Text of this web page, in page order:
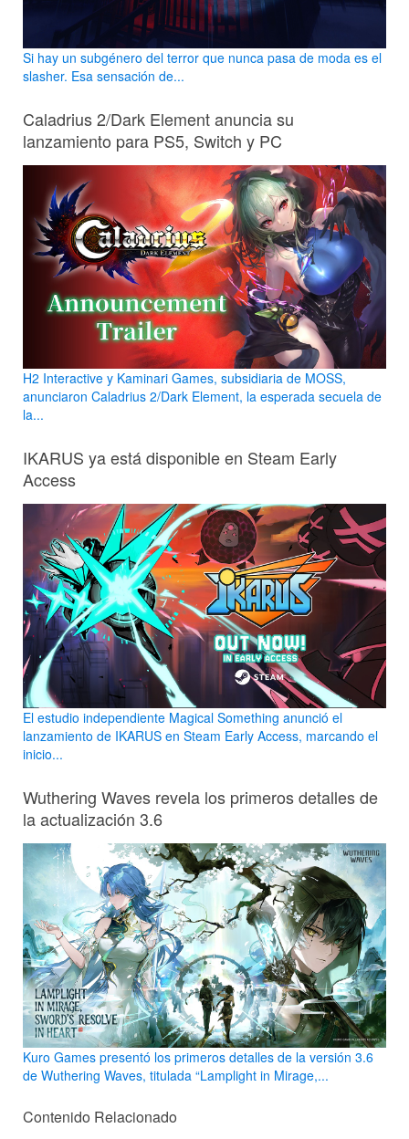
Si hay un subgénero del terror que nunca pasa de moda es el
slasher. Esa sensación de...
Caladrius 2/Dark Element anuncia su
lanzamiento para PS5, Switch y PC
H2 Interactive y Kaminari Games, subsidiaria de MOSS,
anunciaron Caladrius 2/Dark Element, la esperada secuela de
la...
IKARUS ya está disponible en Steam Early
Access
El estudio independiente Magical Something anunció el
lanzamiento de IKARUS en Steam Early Access, marcando el
inicio...
Wuthering Waves revela los primeros detalles de
la actualización 3.6
Kuro Games presentó los primeros detalles de la versión 3.6
de Wuthering Waves, titulada “Lamplight in Mirage,...
Contenido Relacionado